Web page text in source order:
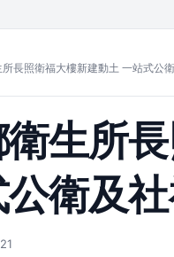
長照衛福大樓新建動土 一站式公
生所
衛及